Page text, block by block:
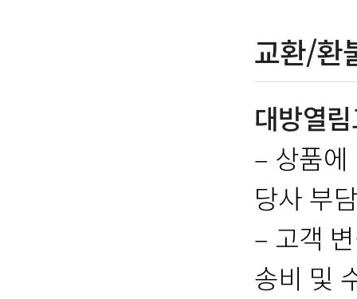
교환/환
대방열
– 상품
당사 부
– 고객
송비 및